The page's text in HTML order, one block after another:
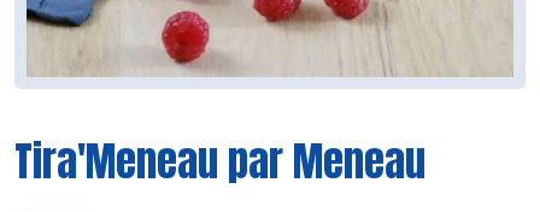
Tira'Meneau par Meneau